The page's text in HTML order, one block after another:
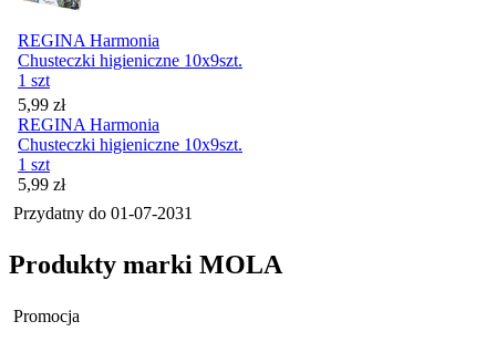
REGINA Harmonia
Chusteczki higieniczne 10x9szt.
1 szt
Cena
5,99 zł
REGINA Harmonia
Chusteczki higieniczne 10x9szt.
1 szt
Cena
5,99 zł
Przydatny do 01-07-2031
Produkty marki MOLA
Promocja